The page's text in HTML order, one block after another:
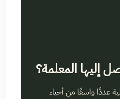
إليها المعلمة؟
عددًا واسعًا من أحياء